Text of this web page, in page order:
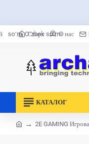
Старт О нас
soʻm Oʻzbek soʻmi
КАТАЛОГ
2E GAMING